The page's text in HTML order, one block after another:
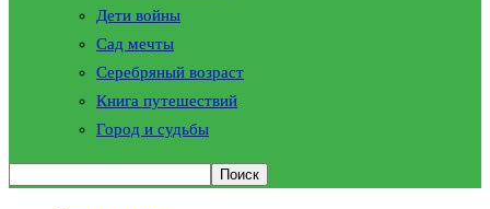
Дети войны
Сад мечты
Серебряный возраст
Книга путешествий
Город и судьбы